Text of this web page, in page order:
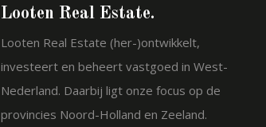
Looten Real Estate.
Looten Real Estate (her-)ontwikkelt,
investeert en beheert vastgoed in West-
Nederland. Daarbij ligt onze focus op de
provincies Noord-Holland en Zeeland.